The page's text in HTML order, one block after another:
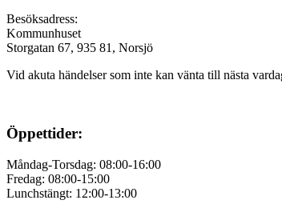
Besöksadress:
Kommunhuset
Storgatan 67, 935 81, Norsjö
Vid akuta händelser som inte kan vänta till nästa
Öppettider:
Måndag-Torsdag: 08:00-16:00
Fredag: 08:00-15:00
Lunchstängt: 12:00-13:00